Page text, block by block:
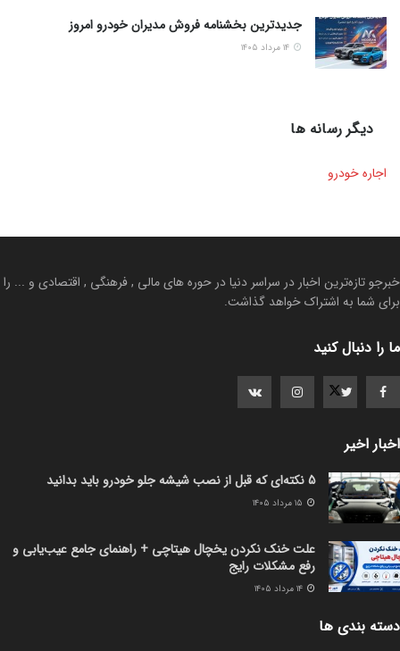
جدیدترین بخشنامه فروش مدیران خودرو امروز
دیگر رسانه ها
اجاره خودرو
خبرجو تازه‌ترین اخبار در سراسر دنیا در حوره های مالی , فرهنگی , اقتصادی و ... را
برای شما به اشتراک خواهد گذاشت.
ما را دنبال کنید
اخبار اخیر
5 نکته‌ای که قبل از نصب شیشه جلو خودرو باید بدانید
علت خنک نکردن یخچال هیتاچی + راهنمای جامع عیب‌یابی و
رفع مشکلات رایج
دسته بندی ها